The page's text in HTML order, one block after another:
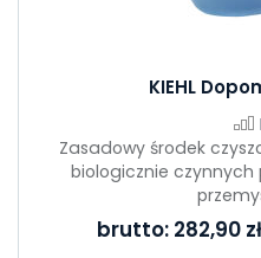
KIEHL
Zasadowy środek
biologicznie
brutto: 282,90 zł